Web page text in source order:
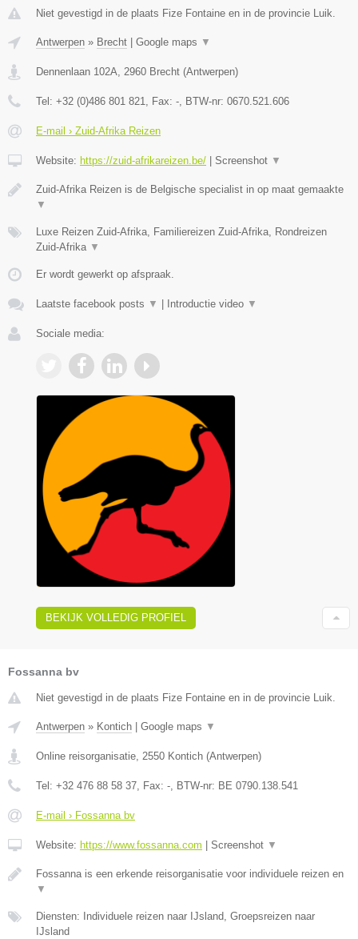
Niet gevestigd in de plaats Fize Fontaine en in de provincie Luik.
Antwerpen » Brecht | Google maps ▼
Dennenlaan 102A 2960 Brecht (Antwerpen)
Tel: +32 (0)486 801 821 , Fax: - , BTW-nr: 0670.521.606
E-mail › Zuid-Afrika Reizen
Website: https://zuid-afrikareizen.be/ | Screenshot ▼
Zuid-Afrika Reizen is de Belgische specialist in op maat gemaakte
▼
Luxe Reizen Zuid-Afrika, Familiereizen Zuid-Afrika, Rondreizen
Zuid-Afrika ▼
Er wordt gewerkt op afspraak.
Laatste facebook posts ▼ | Introductie video ▼
Sociale media:
BEKIJK VOLLEDIG PROFIEL
Fossanna bv
Niet gevestigd in de plaats Fize Fontaine en in de provincie Luik.
Antwerpen » Kontich Google maps ▼
Online reisorganisatie 2550 Kontich (Antwerpen)
Tel: +32 476 88 58 37 , Fax: - , BTW-nr: BE 0790.138.541
E-mail › Fossanna bv
Website: https://www.fossanna.com Screenshot ▼
Fossanna is een erkende reisorganisatie voor individuele reizen en
▼
Diensten: Individuele reizen naar IJsland, Groepsreizen naar
IJsland